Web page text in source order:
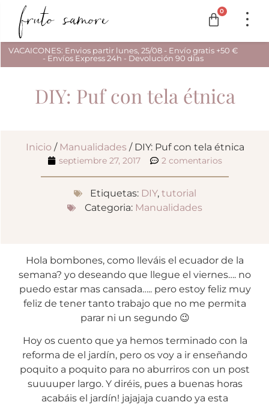
0
VACAICONES: Envios partir lunes, 25/08 - Envío gratis +50 €
- Envíos Express 24h - Devolución 90 días
DIY: Puf con tela étnica
Inicio/ Manualidades/ DIY: Puf con tela étnica
septiembre 27, 2017 2 comentarios
Etiquetas: DIY, tutorial
Categoria: Manualidades
Hola bombones, como lleváis el ecuador de la
semana? yo deseando que llegue el viernes…. no
puedo estar mas cansada….. pero estoy feliz muy
feliz de tener tanto trabajo que no me permita
parar ni un segundo 😉
Hoy os cuento que ya hemos terminado con la
reforma de el jardín, pero os voy a ir enseñando
poquito a poquito para no aburriros con un post
suuuuper largo. Y diréis, pues a buenas horas
acabáis el jardín! jajajaja cuando ya esta